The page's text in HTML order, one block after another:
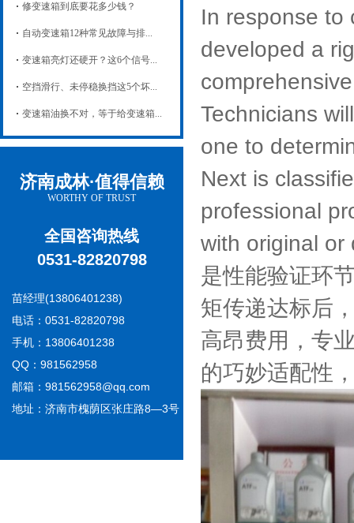
修变速箱到底要花多少钱？
自动变速箱12种常见故障与排...
变速箱亮灯还硬开？这6个信号...
空挡滑行、未停稳换挡这5个坏...
变速箱油换不对，等于给变速箱...
济南成林·值得信赖
WORTHY OF TRUST
全国咨询热线
0531-82820798
苗经理(13806401238)
电话：0531-82820798
手机：13806401238
QQ：981562958
邮箱：981562958@qq.com
地址：济南市槐荫区张庄路8—3号
In response to
developed a
Technicians
one to
Next is
professional
with original or
是性能验证环
矩传递达标后
高昂费用，专
的巧妙适配性